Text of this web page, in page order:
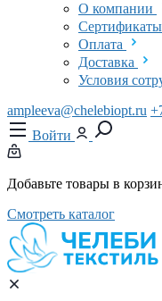
О компании
Сертификаты
Оплата
Доставка
Условия
ampleeva@chelebiopt.ru
Войти
Добавьте товары в
Смотреть каталог